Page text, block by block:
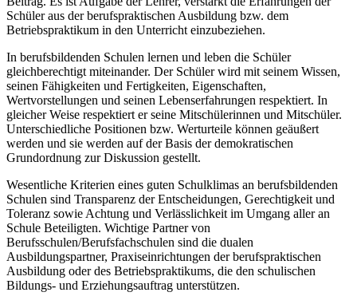
Schüler aus der berufspraktischen Ausbildung bzw. dem
Betriebspraktikum in den Unterricht einzubeziehen.
In berufsbildenden Schulen lernen und leben die Schüler
gleichberechtigt miteinander. Der Schüler wird mit seinem Wissen,
seinen Fähigkeiten und Fertigkeiten, Eigenschaften,
Wertvorstellungen und seinen Lebenserfahrungen respektiert. In
gleicher Weise respektiert er seine Mitschülerinnen und Mitschüler.
Unterschiedliche Positionen bzw. Werturteile können geäußert
werden und sie werden auf der Basis der demokratischen
Grundordnung zur Diskussion gestellt.
Wesentliche Kriterien eines guten Schulklimas an berufsbildenden
Schulen sind Transparenz der Entscheidungen, Gerechtigkeit und
Toleranz sowie Achtung und Verlässlichkeit im Umgang aller an
Schule Beteiligten. Wichtige Partner von
Berufsschulen/Berufsfachschulen sind die dualen
Ausbildungspartner, Praxiseinrichtungen der berufspraktischen
Ausbildung oder des Betriebspraktikums, die den schulischen
Bildungs- und Erziehungsauftrag unterstützen.